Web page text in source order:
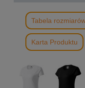
Tabela
Karta Produktu